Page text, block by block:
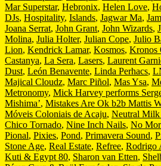
Mar Superstar, Hebronix, Helen Love,
DJs, Hospitality, Islands, Jagwar Ma,
Joana Serrat, John Grant, John Wizards,
Molina, Julia Holter, Julian Cope, Julio
Lion, Kendrick Lamar, Kosmos, Kronos
Castanya, La Sera, Lasers, Laurent
Dust, León Benavente, Linda Perhacs,
Majical Cloudz, Marc Piñol, Mas Ysa,
Metronomy, Mick Harvey performs
Mishima’, Mistakes Are Ok b2b Mattis
Móveis Coloniais de Acaju, Neutral
Chico Tornado, Nine Inch Nails, No
Pional, Pixies, Pond, Primavera Sound,
Stone Age, Real Estate, Refree, Rodrigo
Kuti & Egypt 80, Sharon van Etten,